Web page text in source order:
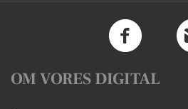
OM VORES DIGITAL